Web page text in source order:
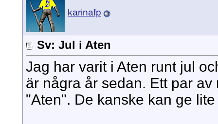
karinafp
Sv: Jul i Aten
Jag har varit i Aten runt jul
är några år sedan. Ett par
"Aten". De kanske kan ge